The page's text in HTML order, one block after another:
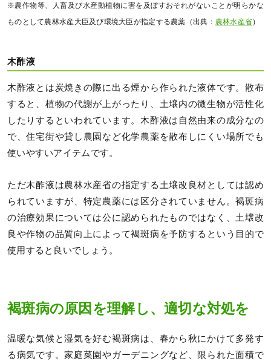
※農作物等、人畜及び水産動植物に害を及ぼすおそれがないことが明らかな
ものとして農林水産大臣及び環境大臣が指定する農薬（出典： 農林水産省）
木酢液
木酢液とは炭焼きの際に出る煙から作られた液体です。散布
すると、植物の代謝が上がったり、土壌内の微生物が活性化
したりするといわれています。木酢液は自然由来の成分なの
で、住宅街や貸し農園など化学農薬を散布しにくい場所でも
使いやすいアイテムです。
ただ木酢液は農林水産省の指定する土壌改良材としては認め
られていますが、特定農薬には区分されていません。褐斑病
の治療効果については公に認められたものではなく、土壌改
良や作物の品質向上によって褐斑病を予防するという目的で
使用すると良いでしょう。
褐斑病の原因を理解し、適切な対処を
温暖な気候と湿気を好む褐斑病は、春から秋にかけて多発す
る病気です。家庭菜園やガーデニングなど、限られた面積で